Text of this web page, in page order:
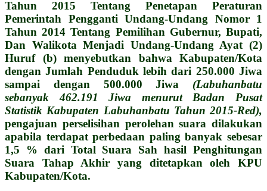
Tahun 2015 Tentang Penetapan Peraturan
Pemerintah Pengganti Undang-Undang Nomor 1
Tahun 2014 Tentang Pemilihan Gubernur, Bupati,
Dan Walikota Menjadi Undang-Undang Ayat (2)
Huruf (b) menyebutkan bahwa Kabupaten/Kota
dengan Jumlah Penduduk lebih dari 250.000 Jiwa
sampai dengan 500.000 Jiwa (Labuhanbatu
sebanyak 462.191 Jiwa menurut Badan Pusat
Statistik Kabupaten Labuhanbatu Tahun 2015-Red),
pengajuan perselisihan perolehan suara dilakukan
apabila terdapat perbedaan paling banyak sebesar
1,5 % dari Total Suara Sah hasil Penghitungan
Suara Tahap Akhir yang ditetapkan oleh KPU
Kabupaten/Kota.